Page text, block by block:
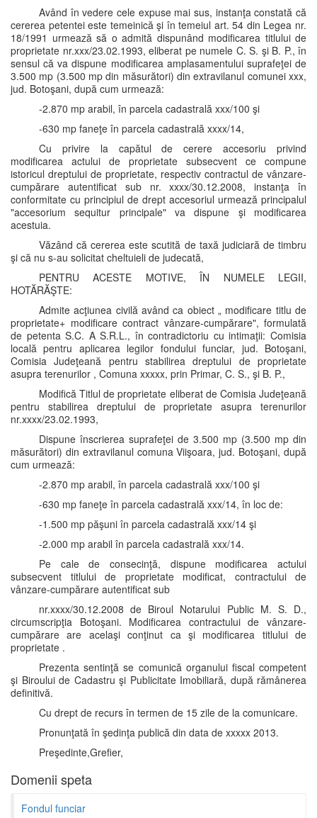
Având în vedere cele expuse mai sus, instanţa constată că
cererea petentei este temeinică şi în temeiul art. 54 din Legea nr.
18/1991 urmează să o admită dispunând modificarea titlului de
proprietate nr.xxx/23.02.1993, eliberat pe numele C. S. şi B. P., în
sensul că va dispune modificarea amplasamentului suprafeţei de
3.500 mp (3.500 mp din măsurători) din extravilanul comunei xxx,
jud. Botoşani, după cum urmează:
-2.870 mp arabil, în parcela cadastrală xxx/100 şi
-630 mp faneţe în parcela cadastrală xxxx/14,
Cu privire la capătul de cerere accesoriu privind
modificarea actului de proprietate subsecvent ce compune
istoricul dreptului de proprietate, respectiv contractul de vânzare-
cumpărare autentificat sub nr. xxxx/30.12.2008, instanţa în
conformitate cu principiul de drept accesoriul urmează principalul
"accesorium sequitur principale" va dispune şi modificarea
acestuia.
Văzând că cererea este scutită de taxă judiciară de timbru
şi că nu s-au solicitat cheltuieli de judecată,
PENTRU ACESTE MOTIVE, ÎN NUMELE LEGII,
HOTĂRĂŞTE:
Admite acţiunea civilă având ca obiect „ modificare titlu de
proprietate+ modificare contract vânzare-cumpărare", formulată
de petenta S.C. A S.R.L., în contradictoriu cu intimaţii: Comisia
locală pentru aplicarea legilor fondului funciar, jud. Botoşani,
Comisia Judeţeană pentru stabilirea dreptului de proprietate
asupra terenurilor , Comuna xxxxx, prin Primar, C. S., şi B. P.,
Modifică Titlul de proprietate eliberat de Comisia Judeţeană
pentru stabilirea dreptului de proprietate asupra terenurilor
nr.xxxx/23.02.1993,
Dispune înscrierea suprafeţei de 3.500 mp (3.500 mp din
măsurători) din extravilanul comuna Viişoara, jud. Botoşani, după
cum urmează:
-2.870 mp arabil, în parcela cadastrală xxx/100 şi
-630 mp faneţe în parcela cadastrală xxx/14, în loc de:
-1.500 mp păşuni în parcela cadastrală xxx/14 şi
-2.000 mp arabil în parcela cadastrală xxx/14.
Pe cale de consecinţă, dispune modificarea actului
subsecvent titlului de proprietate modificat, contractului de
vânzare-cumpărare autentificat sub
nr.xxxx/30.12.2008 de Biroul Notarului Public M. S. D.,
circumscripţia Botoşani. Modificarea contractului de vânzare-
cumpărare are acelaşi conţinut ca şi modificarea titlului de
proprietate .
Prezenta sentinţă se comunică organului fiscal competent
şi Biroului de Cadastru şi Publicitate Imobiliară, după rămânerea
definitivă.
Cu drept de recurs în termen de 15 zile de la comunicare.
Pronunţată în şedinţa publică din data de xxxxx 2013.
Preşedinte,Grefier,
Domenii speta
Fondul funciar